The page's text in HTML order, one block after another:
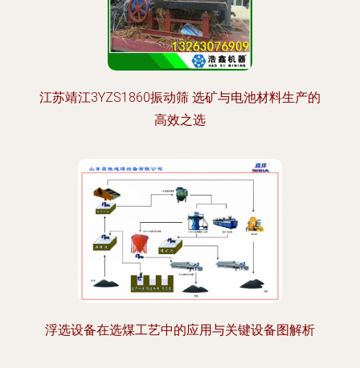
江苏靖江3YZS1860振动筛 选矿与电池材料生产的
高效之选
浮选设备在选煤工艺中的应用与关键设备图解析